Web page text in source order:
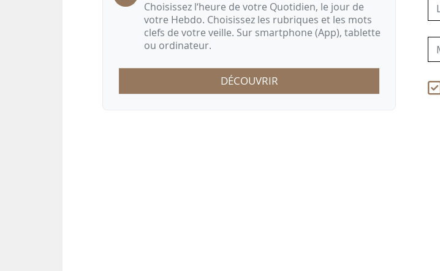
Choisissez l‘heure de votre Quotidien, le jour de
votre Hebdo. Choisissez les rubriques et les mots
clefs de votre veille. Sur smartphone (App), tablette
ou ordinateur.
DÉCOUVRIR